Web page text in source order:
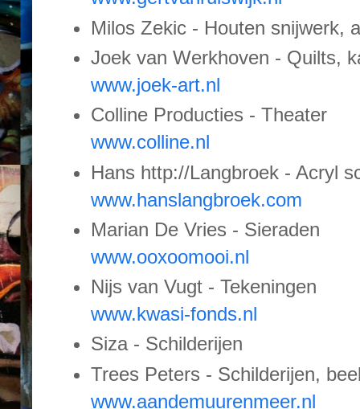
Milos Zekic - Houten snijwerk,
Joek van Werkhoven - Quilts,
www.joek-art.nl
Colline Producties - Theater
www.colline.nl
Hans http://Langbroek - Acryl
www.hanslangbroek.com
Marian De Vries - Sieraden
www.ooxoomooi.nl
Nijs van Vugt - Tekeningen
www.kwasi-fonds.nl
Siza - Schilderijen
Trees Peters - Schilderijen,
www.aandemuurenmeer.nl